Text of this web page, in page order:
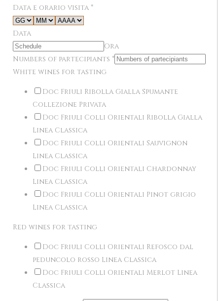
Data e orario visita *
Data
Ora
Numbers of partecipiants *
White wines for tasting
Doc Friuli Ribolla Gialla Spumante
Collezione Privata
Doc Friuli Colli Orientali Ribolla Gialla
Linea Classica
Doc Friuli Colli Orientali Sauvignon
Linea Classica
Doc Friuli Colli Orientali Chardonnay
Linea Classica
Doc Friuli Colli Orientali Pinot grigio
Linea Classica
Red wines for tasting
Doc Friuli Colli Orientali Refosco dal
peduncolo rosso Linea Classica
Doc Friuli Colli Orientali Merlot Linea
Classica